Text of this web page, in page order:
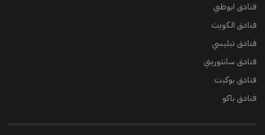
فنادق ابوظبي
فنادق الكويت
فنادق تبليسي
فنادق سانتوريني
فنادق بوكيت
فنادق باكو